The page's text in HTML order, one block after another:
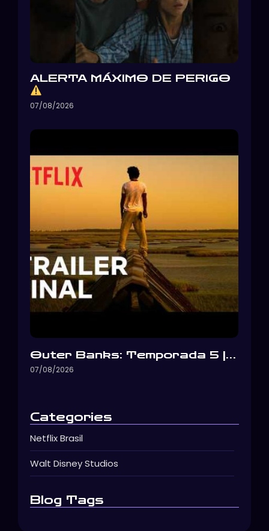
ALERTA MÁXIMO DE PERIGO
07/08/2026
Outer Banks: Temporada 5 |…
07/08/2026
Categories
Netflix Brasil
Walt Disney Studios
Blog Tags